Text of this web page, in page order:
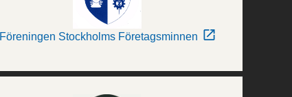
Föreningen Stockholms Företagsminnen